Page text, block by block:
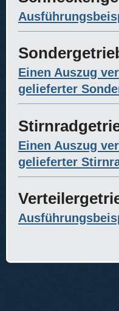
Einen Auszug
gelieferter
Einen Auszug
gelieferter